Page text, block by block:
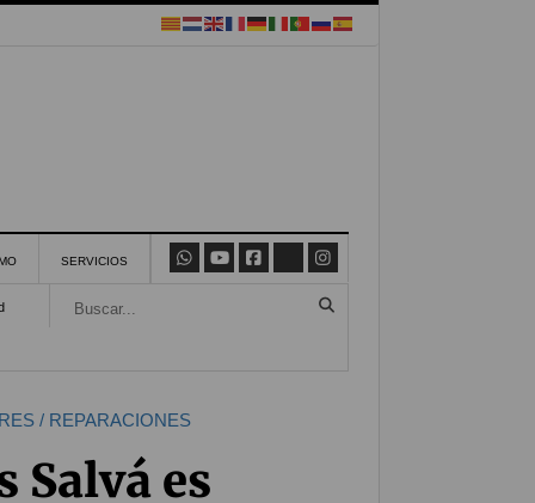
SERVICIOS
/ REPARACIONES
Salvá es